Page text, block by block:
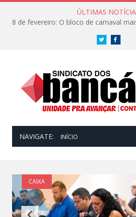
ÚLTIMAS
Twitter
NAVIGATE: INÍCIO
CAIXA
CN2026: 10% no anuênio,
Social, redução na